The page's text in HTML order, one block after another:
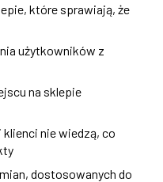
które sprawiają, że
użytkowników z
na sklepie
nie wiedzą, co
dostosowanych do